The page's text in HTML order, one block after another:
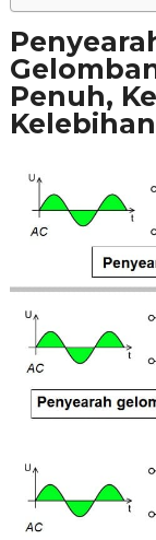
Penuh,
Kelebihan